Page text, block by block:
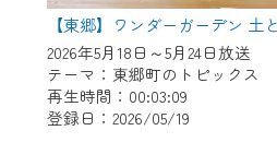
2026年5月18日～5月24日放送
テーマ：東郷町のトピックス
再生時間：00:03:09
登録日：2026/05/19